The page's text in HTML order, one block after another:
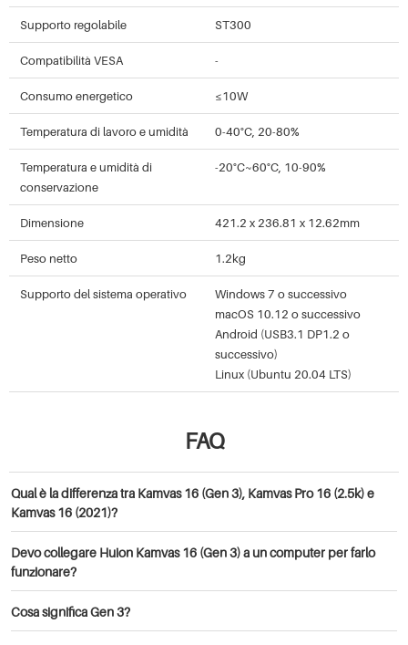
Supporto regolabile ST300
Compatibilità VESA -
Consumo energetico ≤10W
Temperatura di lavoro e umidità 0-40°C, 20-80%
Temperatura e umidità di
conservazione
-20°C~60°C, 10-90%
Dimensione 421.2 x 236.81 x 12.62mm
Peso netto 1.2kg
Supporto del sistema operativo
Windows 7 o successivo
macOS 10.12 o successivo
Android (USB3.1 DP1.2 o
successivo)
Linux (Ubuntu 20.04 LTS)
FAQ
Qual è la differenza tra Kamvas 16 (Gen 3), Kamvas Pro 16 (2.5k) e
Kamvas 16 (2021)?
e Kamvas 16 (2021) risiedono nella risoluzione e nella tecnologia
della penna. Sia Kamvas 16 (Gen 3) che Kamvas Pro 16 (2.5K) offrono
risoluzione di 1920×1080. Inoltre, Kamvas 16 (Gen 3) è dotato di
tecnologia PenTech 4.0, mentre Kamvas Pro 16 (2.5K) e Kamvas 16
Devo collegare Huion Kamvas 16 (Gen 3) a un computer per farlo
funzionare?
il monitor a un computer/laptop/dispositivo Android per farlo
Cosa significa Gen 3?